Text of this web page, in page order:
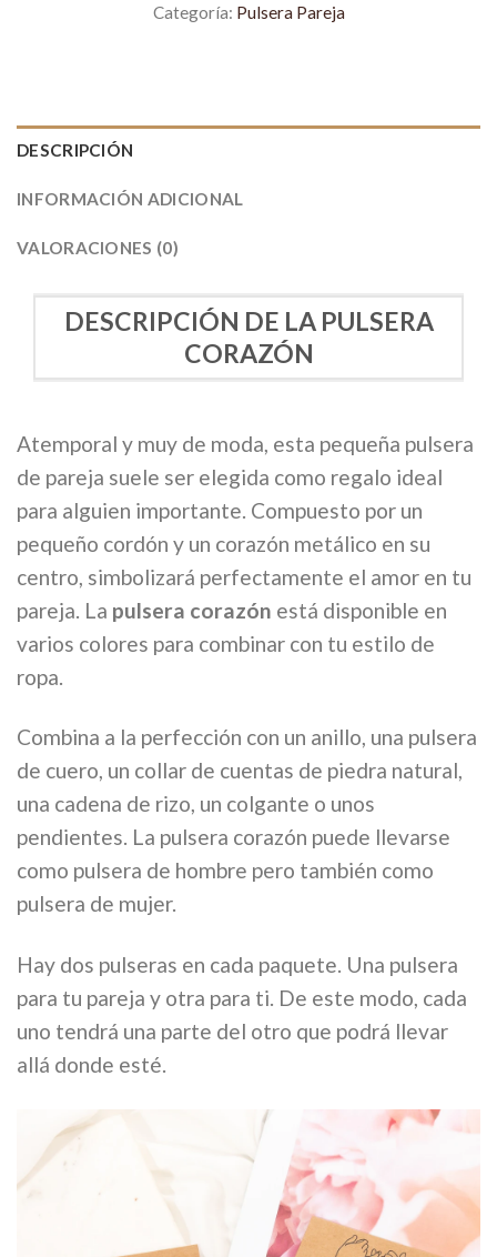
Categoría: Pulsera Pareja
DESCRIPCIÓN
INFORMACIÓN ADICIONAL
VALORACIONES (0)
DESCRIPCIÓN DE LA PULSERA
CORAZÓN
Atemporal y muy de moda, esta pequeña pulsera
de pareja suele ser elegida como regalo ideal
para alguien importante. Compuesto por un
pequeño cordón y un corazón metálico en su
centro, simbolizará perfectamente el amor en tu
pareja. La pulsera corazón está disponible en
varios colores para combinar con tu estilo de
ropa.
Combina a la perfección con un anillo, una pulsera
de cuero, un collar de cuentas de piedra natural,
una cadena de rizo, un colgante o unos
pendientes. La pulsera corazón puede llevarse
como pulsera de hombre pero también como
pulsera de mujer.
Hay dos pulseras en cada paquete. Una pulsera
para tu pareja y otra para ti. De este modo, cada
uno tendrá una parte del otro que podrá llevar
allá donde esté.